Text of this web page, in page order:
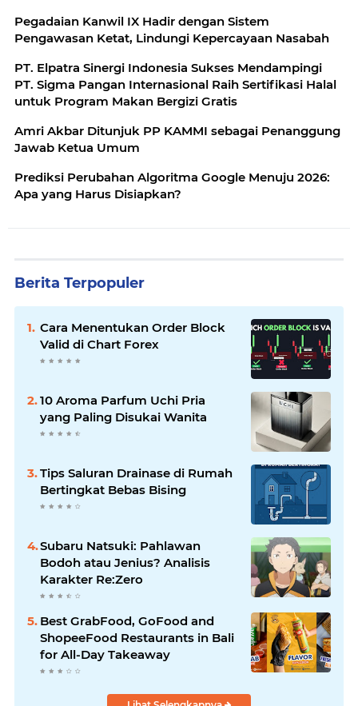
Pegadaian Kanwil IX Hadir dengan Sistem
Pengawasan Ketat, Lindungi Kepercayaan Nasabah
PT. Elpatra Sinergi Indonesia Sukses Mendampingi
PT. Sigma Pangan Internasional Raih Sertifikasi Halal
untuk Program Makan Bergizi Gratis
Amri Akbar Ditunjuk PP KAMMI sebagai Penanggung
Jawab Ketua Umum
Prediksi Perubahan Algoritma Google Menuju 2026:
Apa yang Harus Disiapkan?
Berita Terpopuler
Cara Menentukan Order Block
Valid di Chart Forex
10 Aroma Parfum Uchi Pria
yang Paling Disukai Wanita
Tips Saluran Drainase di Rumah
Bertingkat Bebas Bising
Subaru Natsuki: Pahlawan
Bodoh atau Jenius? Analisis
Karakter Re:Zero
Best GrabFood, GoFood and
ShopeeFood Restaurants in Bali
for All-Day Takeaway